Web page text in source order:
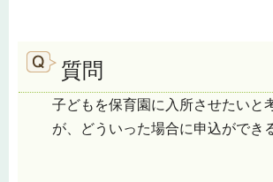
質問
子どもを保育園に入所させたいと
が、どういった場合に申込ができ